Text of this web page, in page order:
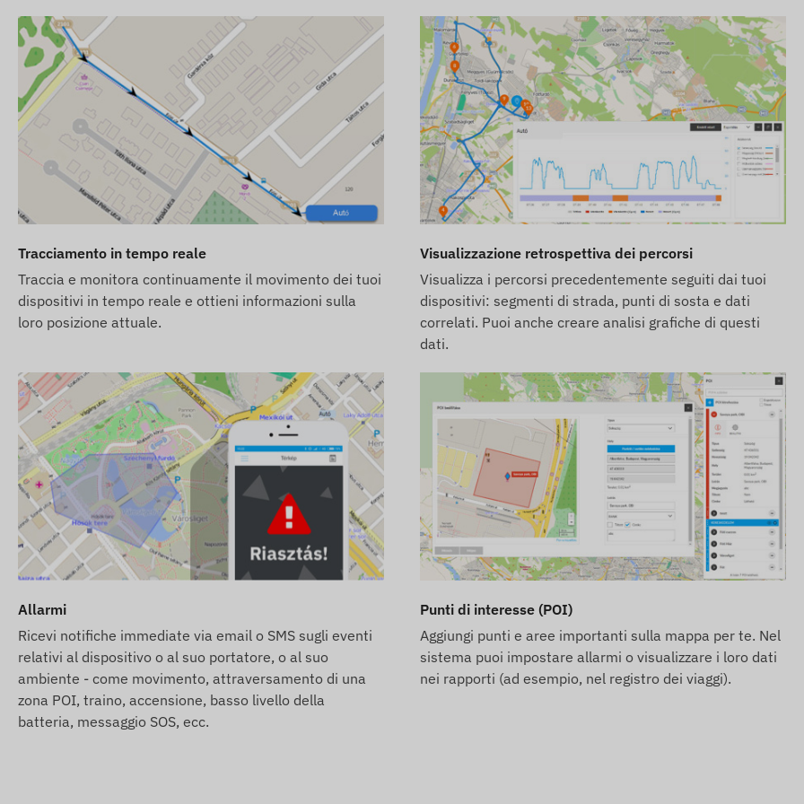
e attiva (se attivata)
desktop e mobile per un anno
attiva con i sistemi di localizzazione
la raccolta e la trasmissione dei dati e la
utilizzo di software di tracciamento, con il sistema
tramite le reti degli operatori mobili, utilizzando
seguenti regioni:
della manutenzione continua - non avrete
Tracciamento in tempo reale
Traccia e monitora continuamente il movimento dei tuoi
dispositivi in tempo reale e ottieni informazioni sulla
loro posizione attuale.
Visualizzazione retrospettiva dei percorsi
Visualizza i percorsi precedentemente seguiti dai tuoi
dispositivi: segmenti di strada, punti di sosta e dati
correlati. Puoi anche creare analisi grafiche di questi
dati.
Allarmi
Ricevi notifiche immediate via email o SMS sugli eventi
relativi al dispositivo o al suo portatore, o al suo
ambiente - come movimento, attraversamento di una
zona POI, traino, accensione, basso livello della
batteria, messaggio SOS, ecc.
Punti di interesse (POI)
Aggiungi punti e aree importanti sulla mappa per te. Nel
sistema puoi impostare allarmi o visualizzare i loro dati
nei rapporti (ad esempio, nel registro dei viaggi).